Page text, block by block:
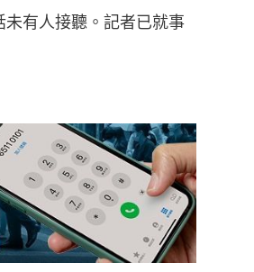
未有人接聽。記者已就事